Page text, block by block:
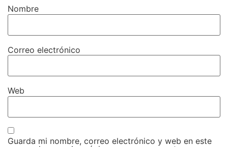
Nombre
Correo electrónico
Web
Guarda mi nombre, correo electrónico y web en este